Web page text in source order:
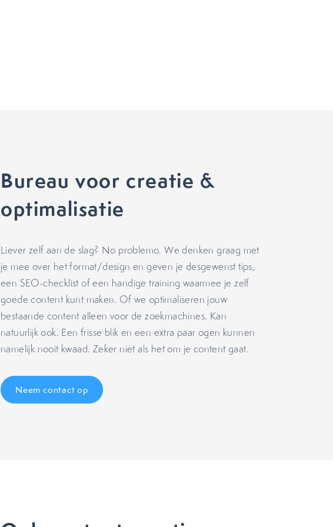
Bureau voor creatie &
optimalisatie
Liever zelf aan de slag? No problemo. We denken graag met
je mee over het format/design en geven je desgewenst tips,
een SEO-checklist of een handige training waarmee je zelf
goede content kunt maken. Of we optimaliseren jouw
bestaande content alleen voor de zoekmachines. Kan
natuurlijk ook. Een frisse blik en een extra paar ogen kunnen
namelijk nooit kwaad. Zeker niet als het om je content gaat.
Neem contact op